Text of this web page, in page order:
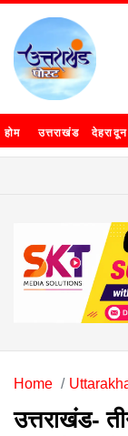
होम उत्तराखंड देहरादून
Home
उत्तराखंड-